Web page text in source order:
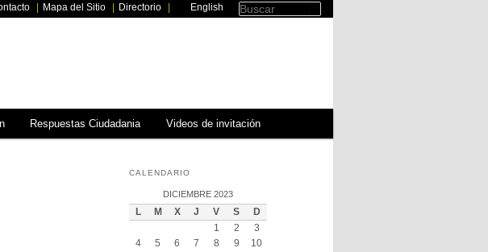
Mapa del Sitio Directorio English
Respuestas Ciudadania Videos de invitación
CALENDARIO
DICIEMBRE 2023
L M X J V S D
1 2
3
4
5 6 7 8 9
10